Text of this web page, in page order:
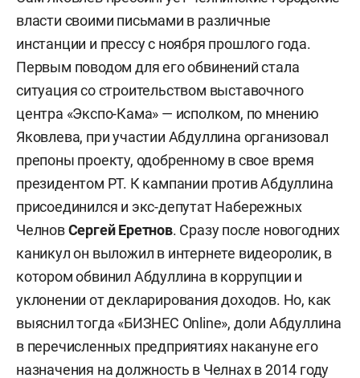
власти своими письмами в различные
инстанции и прессу с ноября прошлого года.
Первым поводом для его обвинений стала
ситуация со строительством выставочного
центра «Экспо-Кама» — исполком, по мнению
Яковлева, при участии Абдуллина организовал
препоны проекту, одобренному в свое время
президентом РТ. К кампании против Абдуллина
присоединился и экс-депутат Набережных
ЧелновСергей Еретнов. Сразу после новогодних
каникул он выложил в интернете видеоролик, в
котором обвинил Абдуллина в коррупции и
уклонении от декларирования доходов. Но, как
выяснил тогда «БИЗНЕС Online», доли Абдуллина
в перечисленных предприятиях накануне его
назначения на должность в Челнах в 2014 году